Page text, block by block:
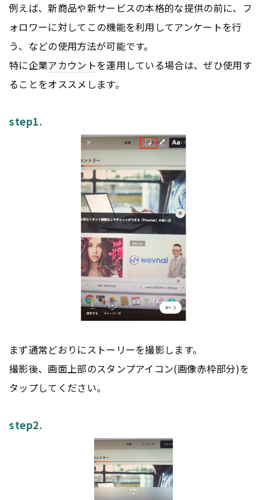
例えば、新商品や新サービスの本格的な提供の前に、フ
ォロワーに対してこの機能を利用してアンケートを行
う、などの使用方法が可能です。
特に企業アカウントを運用している場合は、ぜひ使用す
ることをオススメします。
step1.
まず通常どおりにストーリーを撮影します。
撮影後、画面上部のスタンプアイコン(画像赤枠部分)を
タップしてください。
step2.